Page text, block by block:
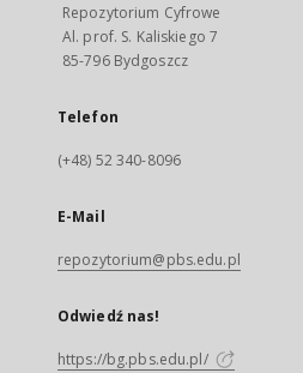
Repozytorium Cyfrowe
Al. prof. S. Kaliskiego 7
85-796 Bydgoszcz
Telefon
(+48) 52 340-8096
E-Mail
repozytorium@pbs.edu.pl
Odwiedź nas!
https://bg.pbs.edu.pl/